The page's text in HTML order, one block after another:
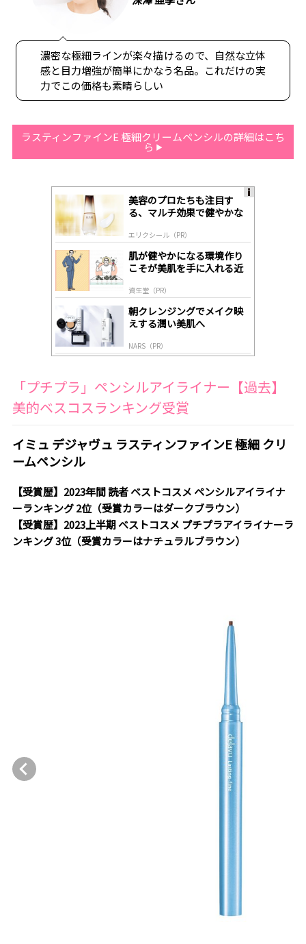
濃密な極細ラインが楽々描けるので、自然な立体
感と目力増強が簡単にかなう名品。これだけの実
力でこの価格も素晴らしい
ラスティンファインE 極細クリームペンシルの詳細はこち
ら
美容のプロたちも注目す
る、マルチ効果で健やかな
エリクシール（PR）
肌が健やかになる環境作り
こそが美肌を手に入れる近
資生堂（PR）
朝クレンジングでメイク映
えする潤い美肌へ
NARS（PR）
「プチプラ」ペンシルアイライナー【過去】
美的ベスコスランキング受賞
イミュ デジャヴュ ラスティンファインE 極細 クリ
ームペンシル
【受賞歴】2023年間 読者 ベストコスメ ペンシルアイライナ
ーランキング 2位（受賞カラーはダークブラウン）
【受賞歴】2023上半期 ベストコスメ プチプラアイライナーラ
ンキング 3位（受賞カラーはナチュラルブラウン）